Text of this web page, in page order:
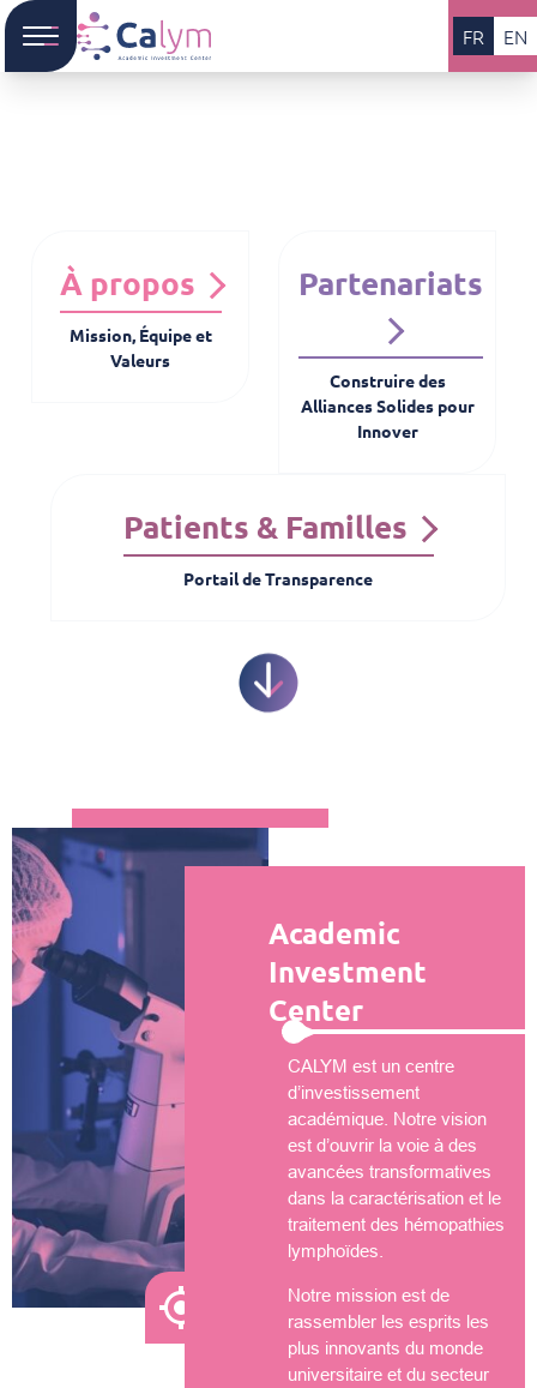
FR EN
À propos
Mission, Équipe et
Valeurs
Partenariats
Construire des
Alliances Solides pour
Innover
Patients & Familles
Portail de Transparence
Academic
Investment
Center
CALYM est un centre
d’investissement
académique. Notre vision
est d’ouvrir la voie à des
avancées transformatives
dans la caractérisation et le
traitement des hémopathies
lymphoïdes.
Notre mission est de
rassembler les esprits les
plus innovants du monde
universitaire et du secteur